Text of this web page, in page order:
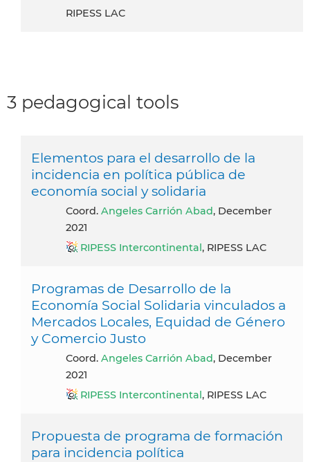
RIPESS LAC
3 pedagogical tools
Elementos para el desarrollo de la
incidencia en política pública de
economía social y solidaria
Coord. Angeles Carrión Abad, December
2021
RIPESS Intercontinental, RIPESS LAC
Programas de Desarrollo de la
Economía Social Solidaria vinculados a
Mercados Locales, Equidad de Género
y Comercio Justo
Coord. Angeles Carrión Abad, December
2021
RIPESS Intercontinental, RIPESS LAC
Propuesta de programa de formación
para incidencia política